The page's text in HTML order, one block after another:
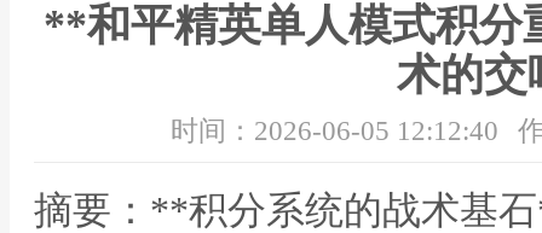
**和平精英单人模式积分
术的
时间：2026-06-05 12:12:40
摘要：**积分系统的战术基